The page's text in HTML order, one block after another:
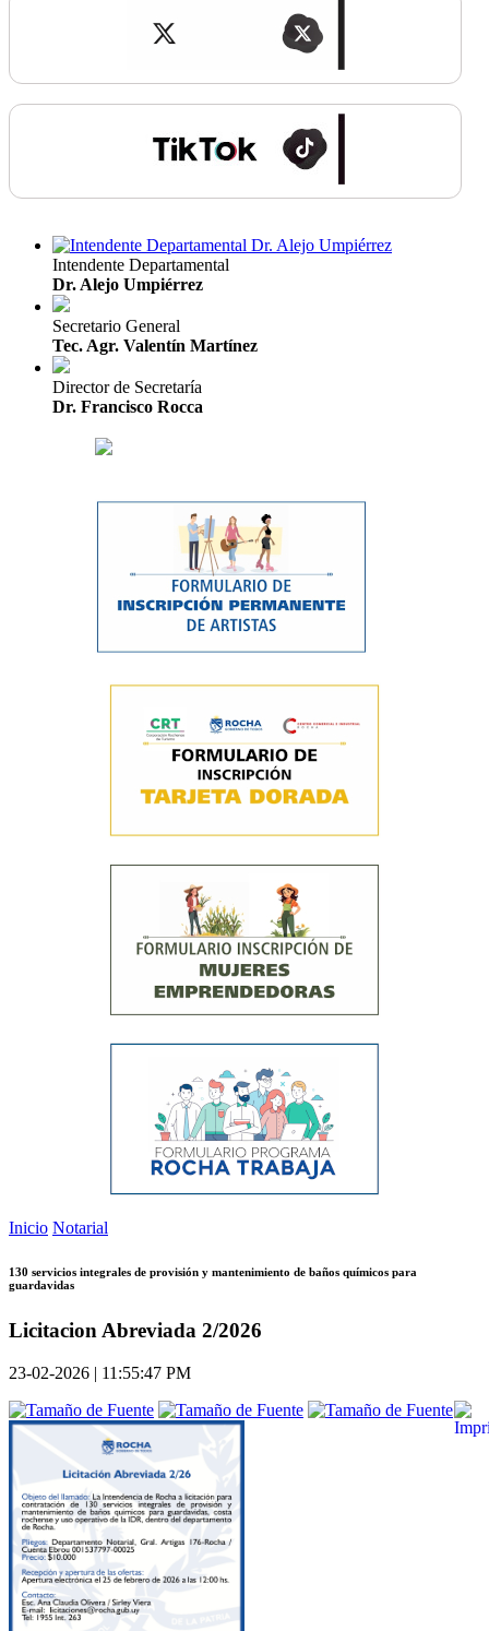
Intendente Departamental
Dr. Alejo Umpiérrez
Secretario General
Tec. Agr. Valentín Martínez
Director de Secretaría
Dr. Francisco Rocca
Inicio Notarial
130 servicios integrales de provisión y mantenimiento de baños químicos para
guardavidas
Licitacion Abreviada 2/2026
23-02-2026 | 11:55:47 PM